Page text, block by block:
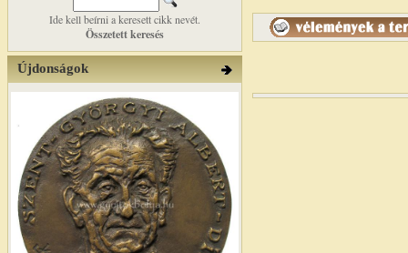
Ide kell beírni a keresett cikk nevét.
Összetett keresés
Újdonságok